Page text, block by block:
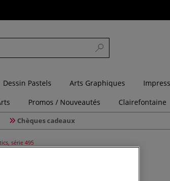
Dessin Pastels Arts Graphiques
Promos / Nouveautés Clairefontaine
Chèques cadeaux
série 495